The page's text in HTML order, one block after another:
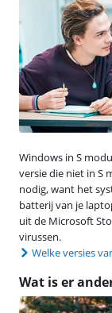
Windows in S
versie die niet in S
nodig, want het
batterij van je
uit de Microsoft
virussen.
Welke versies
Wat is er